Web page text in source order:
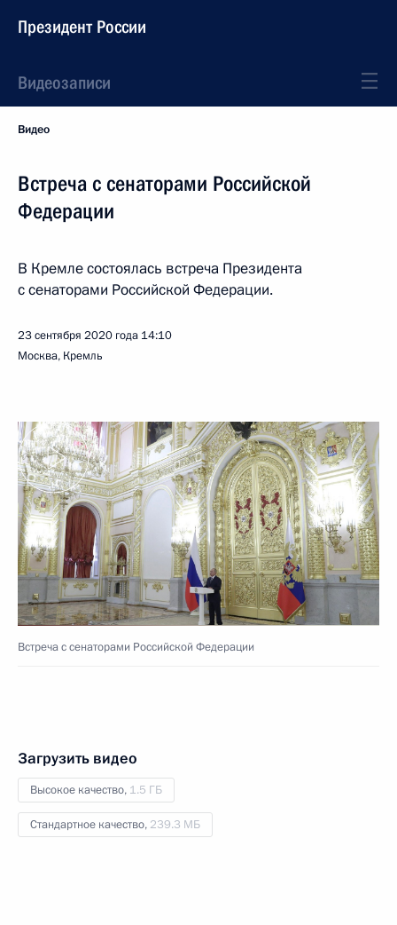
Президент России
Видеозаписи
Видео
Встреча с сенаторами Российской
Федерации
В Кремле состоялась встреча Президента
с сенаторами Российской Федерации.
23 сентября 2020 года 14:10
Москва, Кремль
Встреча с сенаторами Российской Федерации
Загрузить видео
Высокое качество, 1.5 ГБ
Стандартное качество, 239.3 МБ